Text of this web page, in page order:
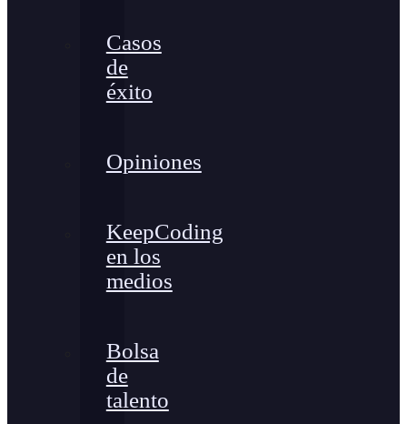
Casos
de
éxito
Opiniones
KeepCoding
en los
medios
Bolsa
de
talento